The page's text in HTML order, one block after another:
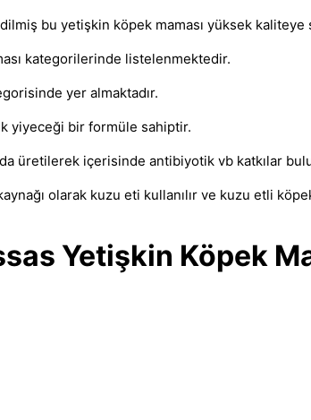
bu yetişkin köpek maması yüksek kaliteye
kategorilerinde listelenmektedir.
yer almaktadır.
yiyeceği bir formüle sahiptir.
üretilerek içerisinde antibiyotik vb katkılar
olarak kuzu eti kullanılır ve kuzu etli
Yetişkin Köpek